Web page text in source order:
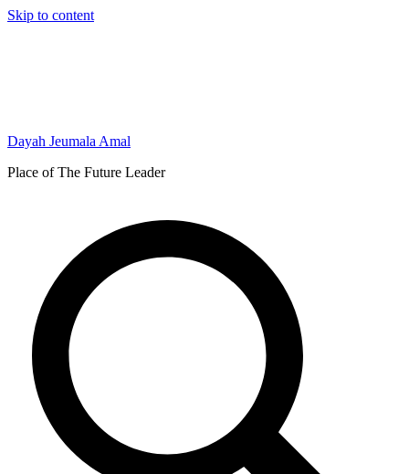
Skip to content
Dayah Jeumala Amal
Place of The Future Leader